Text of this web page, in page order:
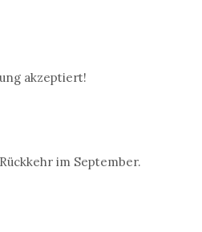
akzeptiert!
im September.